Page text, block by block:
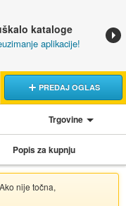
kataloge
aplikacije!
PREDAJ OGLAS
Trgovine
Popis za kupnju
nije točna,